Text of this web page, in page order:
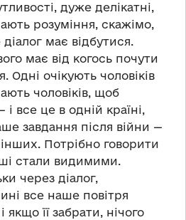
дуже делікатні,
розуміння, скажімо,
має відбутися.
має від когось почути
Одні очікують чоловіків
чоловіків, щоб
все це в одній країні,
завдання після війни —
Потрібно говорити
стали видимими.
через діалог,
все наше повітря
якщо її забрати, нічого